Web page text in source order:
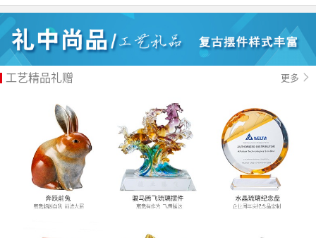
工艺精品礼赠 更多